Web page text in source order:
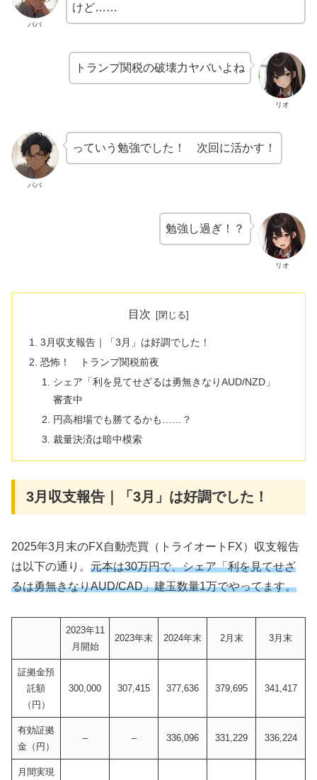
パパ
けど……
リオ
トランプ関税の破壊力ヤバいよね
パパ
っていう勉強でした！ 次回に活かす！
リオ
勉強し過ぎ！？
目次
3月収支報告｜「3月」は好調でした！
恐怖！ トランプ関税前夜
シェア「利を見てせざるは勇無きなりAUD/NZD」
審査中
円高相場でも勝てるかも……？
裁量決済は暗中模索
3月収支報告｜「3月」は好調でした！
2025年3月末のFX自動売買（トライオートFX）収支報告
は以下の通り。 元本は30万円で、シェア「利を見てせざ
るは勇無きなりAUD/CAD」建玉数量1万でやってます。
2023年11
月開始
2023年末 2024年末 2月末 3月末
証拠金預
託額
（円）
300,000 307,415 377,636 379,695 341,417
有効証拠
金（円）
– – 336,096 331,229 336,224
月間実現